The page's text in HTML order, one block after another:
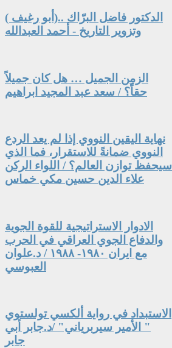
الدكتور فاضل البرّاك ..(أبو رغيف )
وتزوير التاريخ - أحمد العبدالله
الزمن الجميل … هل كان جميلاً
حقاً؟ / سعد عبد المجيد ابراهيم
نهاية اليقين النووي إذا لم يعد الردع
النووي ضمانةً للاستقرار، فما الذي
سيحفظ توازن العالم؟ / اللواء الركن
علاء الدين حسين مكي خماس
الادوار الاستراتيجية للقوة الجوية
والدفاع الجوي العراقي في الحرب
مع ايران ١٩٨٠- ١٩٨٨ / د.علوان
العبوسي
الاستبداد في رواية ألكسي تولستوي
" الأمير سيربرياني" /د.جابر أبي
جابر